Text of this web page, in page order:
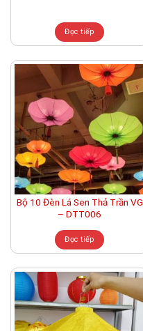
Đọc tiếp
Bộ 10 Đèn Lá Sen Thả Trần VG
– DTT006
Đọc tiếp